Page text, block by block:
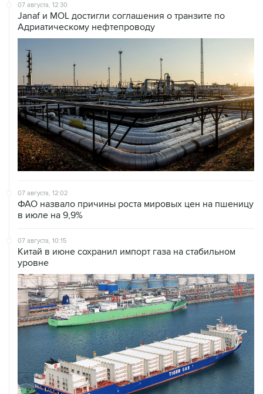
07 августа, 12:30
Janaf и MOL достигли соглашения о транзите по
Адриатическому нефтепроводу
07 августа, 12:02
ФАО назвало причины роста мировых цен на пшеницу
в июле на 9,9%
07 августа, 10:15
Китай в июне сохранил импорт газа на стабильном
уровне